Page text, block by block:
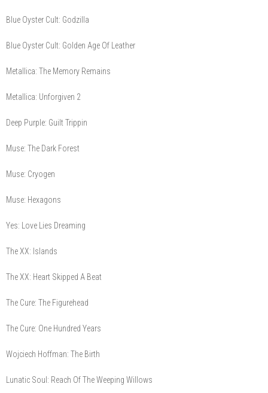
Blue Oyster Cult: Godzilla
Blue Oyster Cult: Golden Age Of Leather
Metallica: The Memory Remains
Metallica: Unforgiven 2
Deep Purple: Guilt Trippin
Muse: The Dark Forest
Muse: Cryogen
Muse: Hexagons
Yes: Love Lies Dreaming
The XX: Islands
The XX: Heart Skipped A Beat
The Cure: The Figurehead
The Cure: One Hundred Years
Wojciech Hoffman: The Birth
Lunatic Soul: Reach Of The Weeping Willows